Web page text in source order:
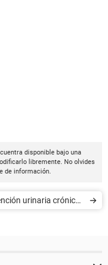
disponible bajo una
libremente. No olvides
de información.
urinaria crónica -